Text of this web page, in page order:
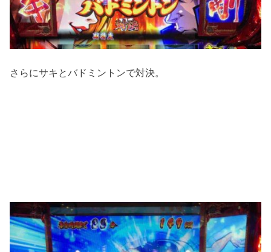
さらにサキとバドミントンで対決。